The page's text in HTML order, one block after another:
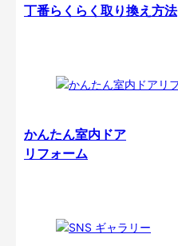
丁番らくらく取り換え方法
かんたん室内ドア
リフォーム